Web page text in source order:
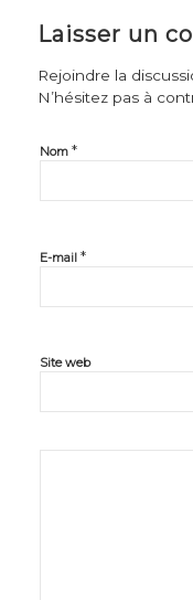
Laisser un
Rejoindre la
N’hésitez pas à
Nom *
E-mail *
Site web